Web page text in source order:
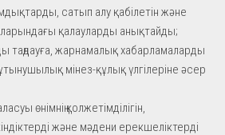
сатып алу қабілетін және
қалауларды анықтайды;
таңдауға, жарнамалық хабарламаларды
мінез-құлық үлгілеріне әсер
өнімнің қолжетімділігін,
және мәдени ерекшеліктерді